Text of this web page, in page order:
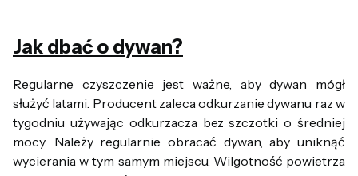
Jak dbać o dywan?
Regularne czyszczenie jest ważne, aby dywan mógł
służyć latami. Producent zaleca odkurzanie dywanu raz w
tygodniu używając odkurzacza bez szczotki o średniej
mocy. Należy regularnie obracać dywan, aby uniknąć
wycierania w tym samym miejscu. Wilgotność powietrza